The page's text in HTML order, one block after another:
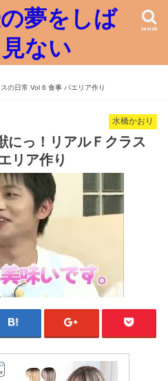
夢をしば
ない
search
の日常 Vol 6 食事 パエリア作り
水橋かおり
にっ！リアルＦクラス
リア作り